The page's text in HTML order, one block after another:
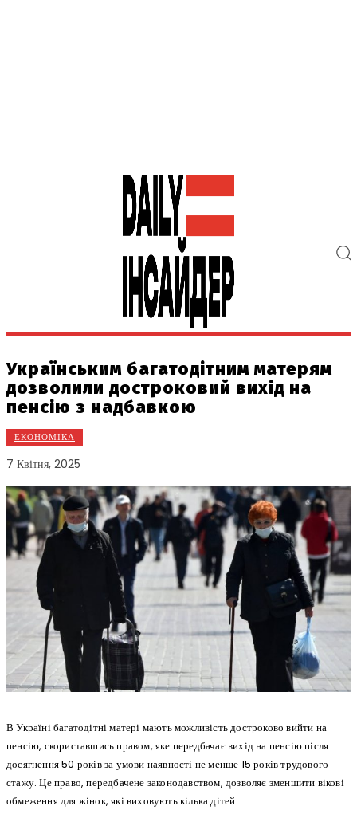
Українським багатодітним матерям
дозволили достроковий вихід на
пенсію з надбавкою
ЕКОНОМІКА
7 Квітня, 2025
В Україні багатодітні матері мають можливість достроково вийти на
пенсію, скориставшись правом, яке передбачає вихід на пенсію після
досягнення 50 років за умови наявності не менше 15 років трудового
стажу. Це право, передбачене законодавством, дозволяє зменшити вікові
обмеження для жінок, які виховують кілька дітей.